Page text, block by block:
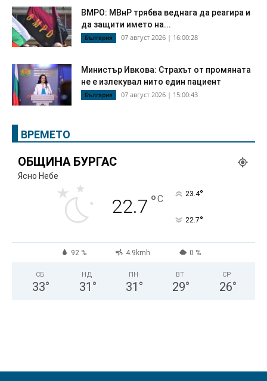
ВМРО: МВнР трябва веднага да реагира и
да защити името на...
България 07 август 2026 | 16:00:28
Министър Ивкова: Страхът от промяната
не е излекувал нито един пациент
България 07 август 2026 | 15:00:43
ВРЕМЕТО
ОБЩИНА БУРГАС
Ясно Небе
22.7 °C 23.4°
22.7°
92 % 4.9kmh 0 %
СБ
33°
НД
31 °
ПН
31 °
ВТ
29°
СР
26°